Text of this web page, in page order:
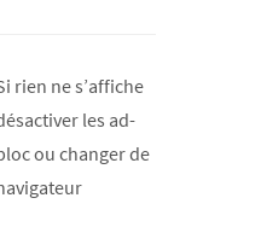
rien ne s’affiche
les ad-
ou changer de